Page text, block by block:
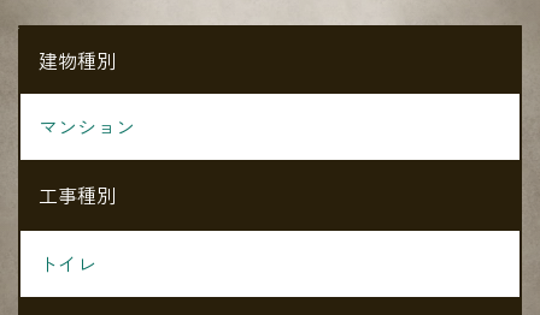
建物種別
マンション
工事種別
トイレ